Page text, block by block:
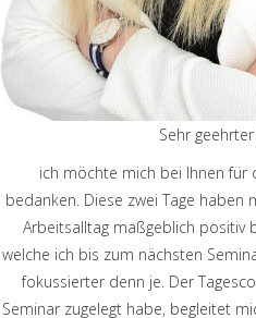
Sehr
ich möchte mich bei Ihnen für
bedanken. Diese zwei Tage haben
Arbeitsalltag maßgeblich positiv
welche ich bis zum nächsten
fokussierter denn je. Der
Seminar zugelegt habe, begleitet